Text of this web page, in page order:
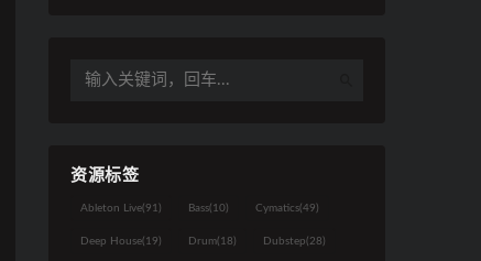
资源标签
Ableton Live(91) Bass(10) Cymatics(49)
Deep House(19) Drum(18) Dubstep(28)